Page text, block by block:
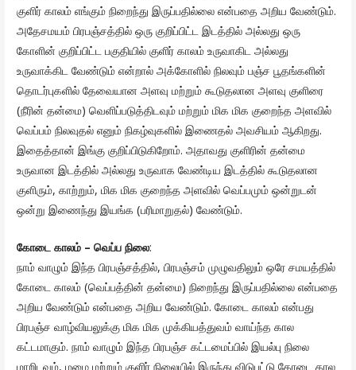
குளிர் காலம் எங்கும் நிறைந்து இருப்பதில்லை என்பதை அறிய வேண்டும்.
அதேசமயம் பிரபஞ்சத்தில் ஒரு குறிப்பிட்ட இடத்தில் அல்லது ஒரு
கோளின் குறிப்பிட்ட பகுதியில் குளிர் காலம் உருவாகிட அல்லது
உருவாக்கிட வேண்டும் என்றால் அக்கோளில் நிலவும் பஞ்ச பூதங்களின்
தொடர்புகளில் தேவையான அளவு மற்றும் கூடுதலான அளவு குளிரை
(நீரின் தன்மை) வெளிப்படுத்திடவும் மற்றும் மிக மிக குறைந்த அளவில்
வெப்பம் நிலவுதல் எனும் நிகழ்வுகளில் இணைதல் அவசியம் ஆகிறது.
இதைத்தான் இங்கு குறிப்பிடுகிறோம். அதாவது குளிரின் தன்மை
உருவான இடத்தில் அல்லது உருவாக வேண்டிய இடத்தில் கூடுதலான
குளிரும், காற்றும், மிக மிக குறைந்த அளவில் வெப்பமும் ஒன்றுடன்
ஒன்று இணைந்து இயங்க (பரிமாறுதல்) வேண்டும்.
கோடை காலம் – வெப்ப நிலை:
நாம் வாழும் இந்த பிரபஞ்சத்தில், பிரபஞ்சம் முழுவதிலும் ஒரே சமயத்தில்
கோடை காலம் (வெப்பத்தின் தன்மை) நிறைந்து இருப்பதில்லை என்பதை
அறிய வேண்டும் என்பதை அறிய வேண்டும். கோடை காலம் என்பது
பிரபஞ்ச வாழ்வியலுக்கு மிக மிக முக்கியத்துவம் வாய்ந்த கால
கட்டமாகும். நாம் வாழும் இந்த பிரபஞ்ச கட்டமைப்பில் இயல்பு நிலை
மாறிடவும், மழை மற்றும் குளிர் நிலையில் இருந்து விடுபட்டு கோடை கால